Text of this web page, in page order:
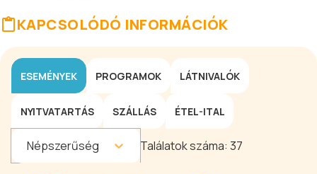
KAPCSOLÓDÓ INFORMÁCIÓK
ESEMÉNYEK PROGRAMOK LÁTNIVALÓK
NYITVATARTÁS SZÁLLÁS ÉTEL-ITAL
Népszerűség Találatok száma: 37